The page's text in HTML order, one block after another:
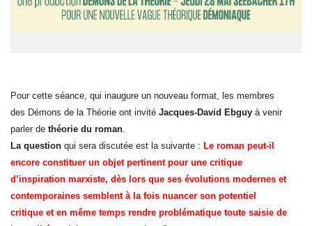
Pour cette séance, qui inaugure un nouveau format, les membres
des Démons de la Théorie ont invité Jacques-David Ebguy à venir
parler de théorie du roman.
La question qui sera discutée est la suivante : Le roman peut-il
encore constituer un objet pertinent pour une critique
d’inspiration marxiste, dès lors que ses évolutions modernes et
contemporaines semblent à la fois nuancer son potentiel
critique et en même temps rendre problématique toute saisie de